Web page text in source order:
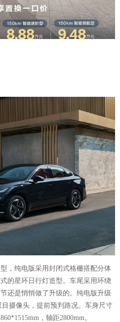
，纯电版采用封闭式格栅搭配分体
的星环日行灯造型。车尾采用环绕
还是悄悄做了升级的。纯电版升级
摄像头，提前预判路况。车身尺寸
，轴距2800mm。